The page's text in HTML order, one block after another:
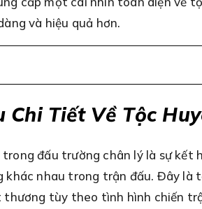
và hiệu quả hơn.
Chi Tiết Về Tộc
trong đấu trường chân lý là sự
khác nhau trong trận đấu. Đây là
tùy theo tình hình chiến